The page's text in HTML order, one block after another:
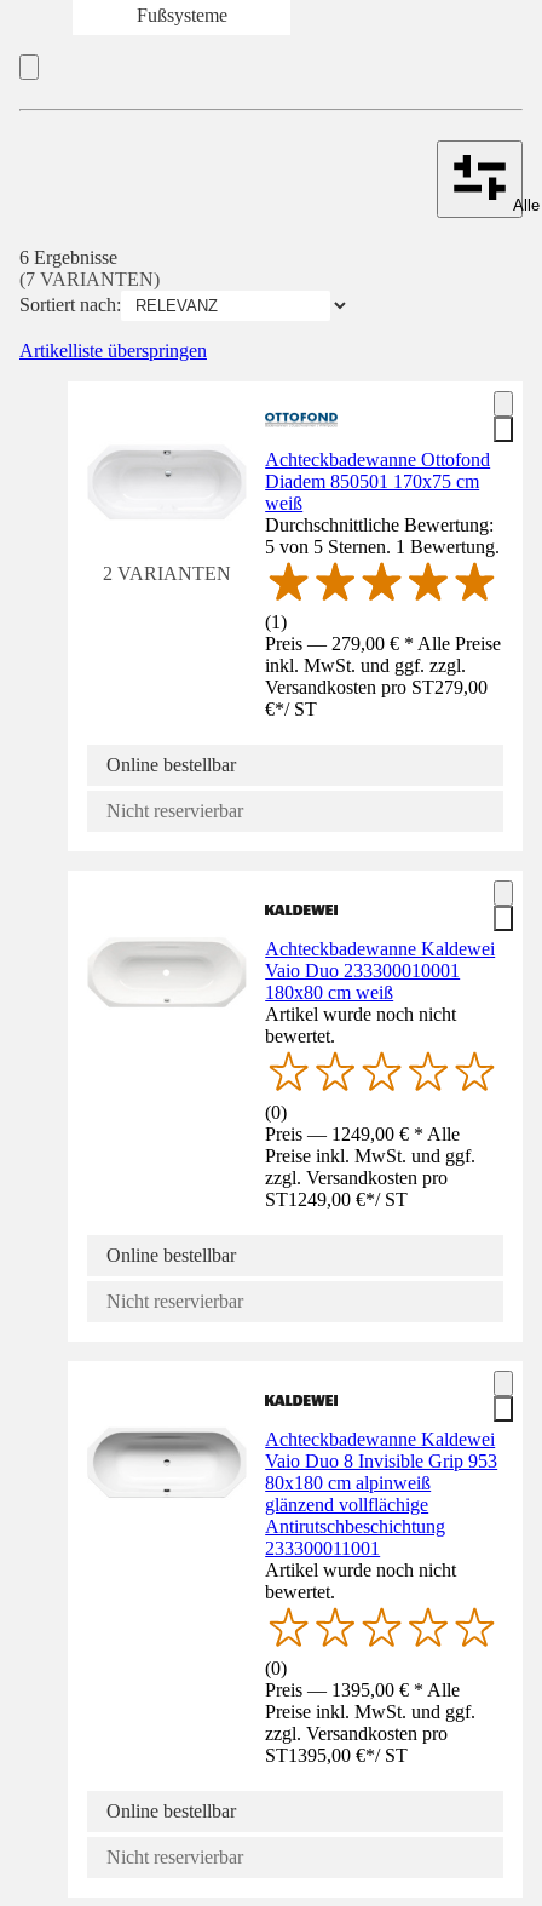
Fußsysteme
6 Ergebnisse
(7 VARIANTEN)
Sortiert nach:
Artikelliste überspringen
2 VARIANTEN
Achteckbadewanne Ottofond
Diadem 850501 170x75 cm
weiß
Durchschnittliche Bewertung:
5 von 5 Sternen. 1 Bewertung.
(1)
Preis — 279,00 € * Alle Preise
inkl. MwSt. und ggf. zzgl.
Versandkosten pro ST279,00
€*/ ST
Online bestellbar
Nicht reservierbar
Achteckbadewanne Kaldewei
Vaio Duo 233300010001
180x80 cm weiß
Artikel wurde noch nicht
bewertet.
(0)
Preis — 1249,00 € * Alle
Preise inkl. MwSt. und ggf.
zzgl. Versandkosten pro
ST1249,00 €*/ ST
Online bestellbar
Nicht reservierbar
Achteckbadewanne Kaldewei
Vaio Duo 8 Invisible Grip 953
80x180 cm alpinweiß
glänzend vollflächige
Antirutschbeschichtung
233300011001
Artikel wurde noch nicht
bewertet.
(0)
Preis — 1395,00 € * Alle
Preise inkl. MwSt. und ggf.
zzgl. Versandkosten pro
ST1395,00 €*/ ST
Online bestellbar
Nicht reservierbar